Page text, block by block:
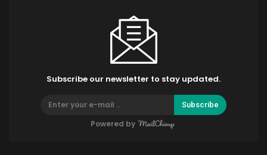
Subscribe our newsletter to stay updated.
Subscribe
Powered by